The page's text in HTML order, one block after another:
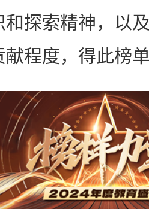
和探索精神，以
献程度，得此榜